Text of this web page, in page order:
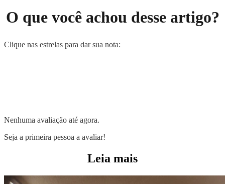
O que você achou desse artigo?
Clique nas estrelas para dar sua nota:
Nenhuma avaliação até agora.
Seja a primeira pessoa a avaliar!
Leia mais